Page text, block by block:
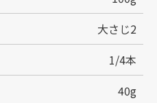
大さじ2
1/4本
40g